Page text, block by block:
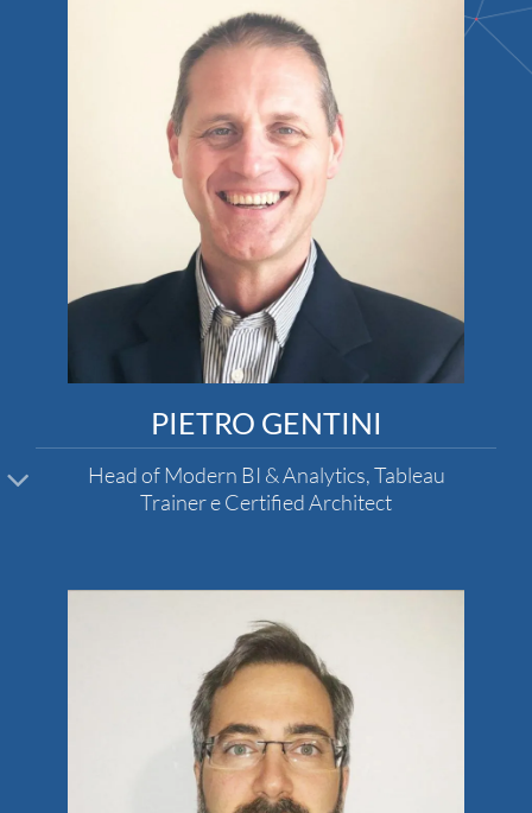
PIETRO GENTINI
Head of Modern BI & Analytics, Tableau
Trainer e Certified Architect